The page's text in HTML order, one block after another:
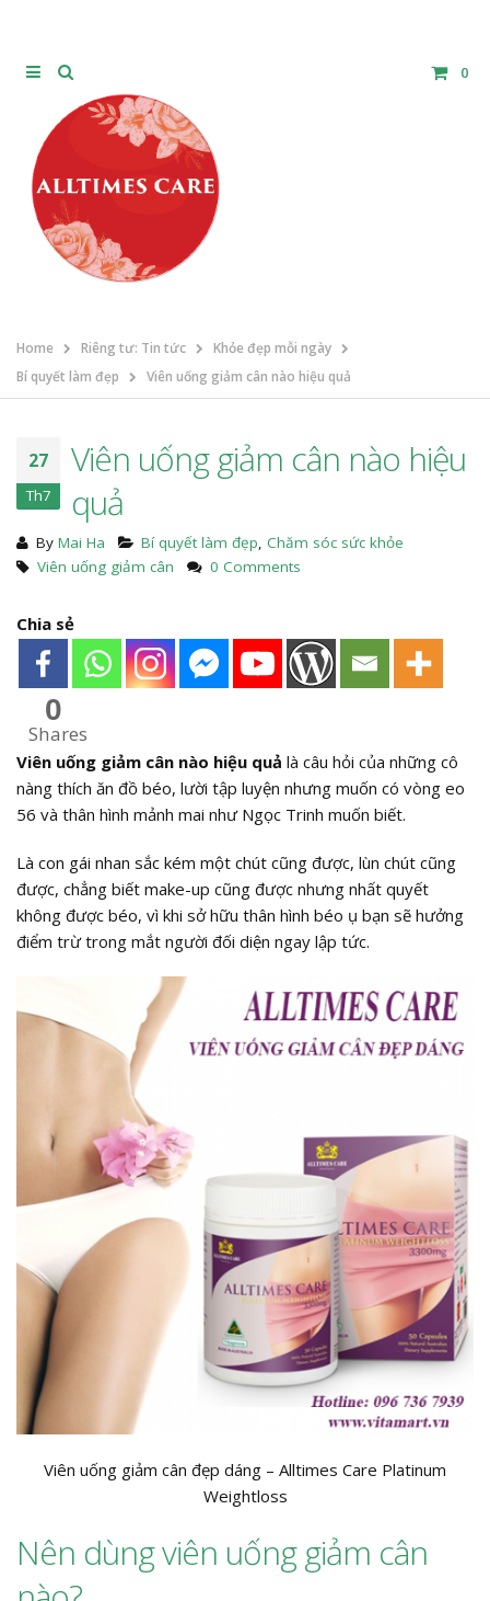
0
Home Riêng tư: Tin tức
Khỏe đẹp mỗi ngày
Bí quyết làm đẹp
Viên uống giảm cân nào hiệu quả
27
Th7
Viên uống giảm cân nào hiệu
quả
By Mai Ha Bí quyết làm đẹp, Chăm sóc sức khỏe
Viên uống giảm cân
0 Comments
Chia sẻ
0
Shares
Viên uống giảm cân nào hiệu quả là câu hỏi của những cô
nàng thích ăn đồ béo, lười tập luyện nhưng muốn có vòng eo
56 và thân hình mảnh mai như Ngọc Trinh muốn biết.
Là con gái nhan sắc kém một chút cũng được, lùn chút cũng
được, chẳng biết make-up cũng được nhưng nhất quyết
không được béo, vì khi sở hữu thân hình béo ụ bạn sẽ hưởng
điểm trừ trong mắt người đối diện ngay lập tức.
Viên uống giảm cân đẹp dáng – Alltimes Care Platinum
Weightloss
Nên dùng viên uống giảm cân